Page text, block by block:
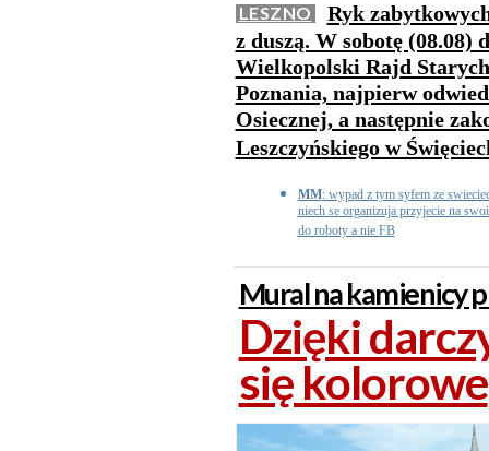
LESZNO
Ryk
z duszą. W sobotę (08.08)
Wielkopolski Rajd
Poznania, najpierw
Osiecznej, a następnie
Leszczyńskiego w
MM: wypad z tym syfem ze
niech se organizuja przyjecie na
do roboty a nie FB
Mural na kamienicy
Dzięki
się kolorowe